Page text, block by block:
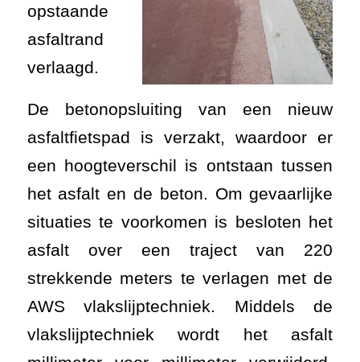
opstaande
asfaltrand
verlaagd.
De betonopsluiting van een nieuw
asfaltfietspad is verzakt, waardoor er
een hoogteverschil is ontstaan tussen
het asfalt en de beton. Om gevaarlijke
situaties te voorkomen is besloten het
asfalt over een traject van 220
strekkende meters te verlagen met de
AWS vlakslijptechniek. Middels de
vlakslijptechniek wordt het asfalt